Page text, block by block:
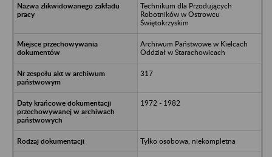
Technikum dla Przodujących
Robotników w Ostrowcu
Świętokrzyskim
Archiwum Państwowe w Kielcach
Oddział w Starachowicach
317
1972 - 1982
Tylko osobowa, niekompletna